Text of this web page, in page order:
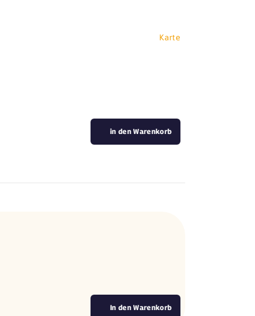
Karte
in den Warenkorb
In den Warenkorb